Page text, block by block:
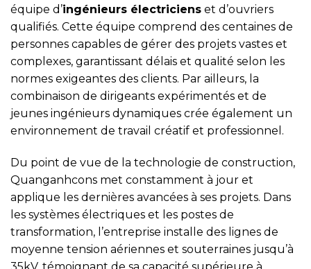
équipe d’ingénieurs électriciens et d’ouvriers
qualifiés. Cette équipe comprend des centaines de
personnes capables de gérer des projets vastes et
complexes, garantissant délais et qualité selon les
normes exigeantes des clients. Par ailleurs, la
combinaison de dirigeants expérimentés et de
jeunes ingénieurs dynamiques crée également un
environnement de travail créatif et professionnel.
Du point de vue de la technologie de construction,
Quanganhcons met constamment à jour et
applique les dernières avancées à ses projets. Dans
les systèmes électriques et les postes de
transformation, l’entreprise installe des lignes de
moyenne tension aériennes et souterraines jusqu’à